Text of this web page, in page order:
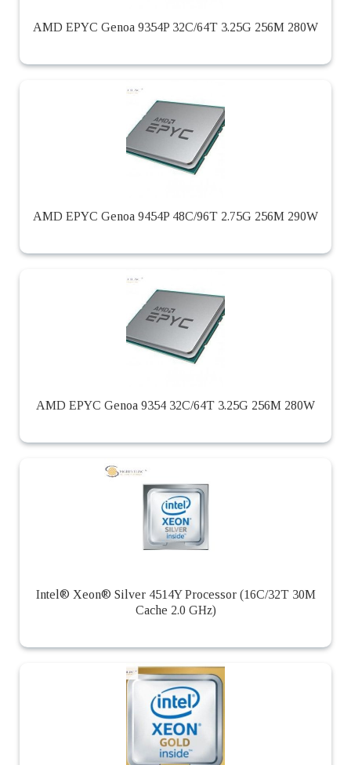
AMD EPYC Genoa 9354P 32C/64T 3.25G 256M 280W
AMD EPYC Genoa 9454P 48C/96T 2.75G 256M 290W
AMD EPYC Genoa 9354 32C/64T 3.25G 256M 280W
Intel® Xeon® Silver 4514Y Processor (16C/32T 30M
Cache 2.0 GHz)